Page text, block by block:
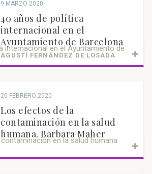
9 MARZO 2020
40 años de política
internacional en el
Ayuntamiento de Barcelona
AGUSTÍ FERNÁNDEZ DE LOSADA
20 FEBRERO 2020
Los efectos de la
contaminación en la salud
humana. Barbara Maher